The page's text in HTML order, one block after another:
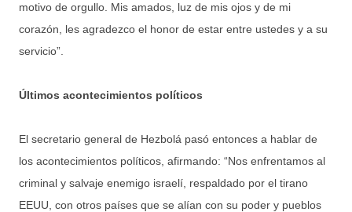
motivo de orgullo. Mis amados, luz de mis ojos y de mi
corazón, les agradezco el honor de estar entre ustedes y a su
servicio”.
Últimos acontecimientos políticos
El secretario general de Hezbolá pasó entonces a hablar de
los acontecimientos políticos, afirmando: “Nos enfrentamos al
criminal y salvaje enemigo israelí, respaldado por el tirano
EEUU, con otros países que se alían con su poder y pueblos